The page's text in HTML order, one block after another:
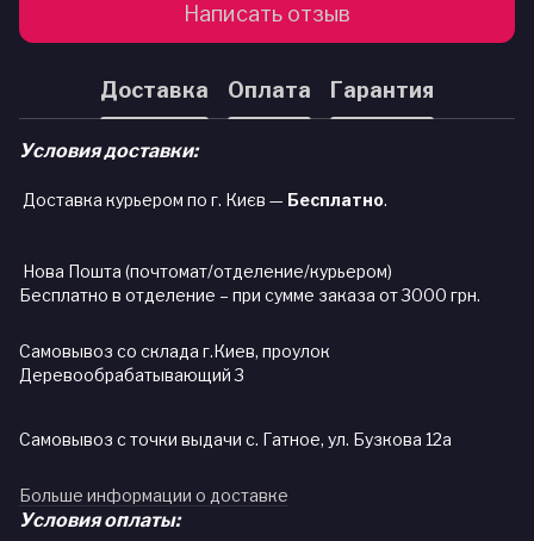
Написать отзыв
Доставка Оплата Гарантия
Условия доставки:
Доставка курьером по г. Києв — Бесплатно.
Нова Пошта (почтомат/отделение/курьером)
Бесплатно в отделение – при сумме заказа от 3000 грн.
Самовывоз со склада г.Киев, проулок
Деревообрабатывающий 3
Самовывоз с точки выдачи с. Гатное, ул. Бузкова 12а
Больше информации о доставке
Условия оплаты: